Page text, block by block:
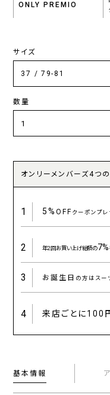
ONLY PREMIO
サイズ
数量
オンリーメンバーズ4つ
1 5%OFFクーポンプレ
2 年2回お買い上げ総額の7%
3 お誕生日 の方はスー
4 来店ごとに100
基本情報